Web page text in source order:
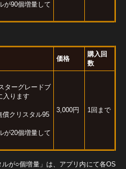
が90個増量して
価格
購入回
数
ターグレードブ
入ります
クリスタル95
が20個増量して
3,000円 1回まで
が○個増量」は、アプリ内にて各OS